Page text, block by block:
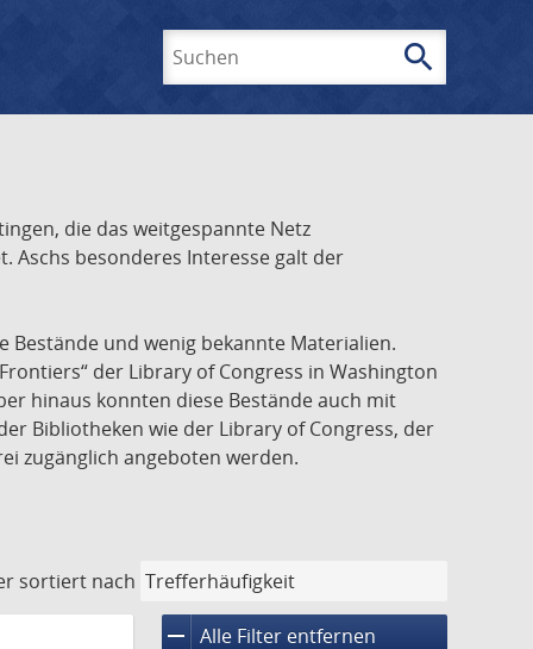
search
die das weitgespannte Netz
Aschs besonderes Interesse galt der
Bestände und wenig bekannte Materialien.
der Library of Congress in Washington
hinaus konnten diese Bestände auch mit
Bibliotheken wie der Library of Congress, der
zugänglich angeboten werden.
sortiert nach
remove Alle Filter entfernen